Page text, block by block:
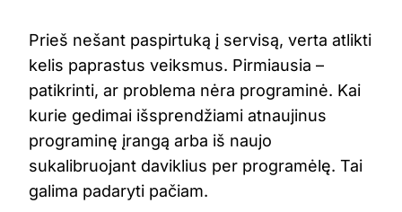
Prieš nešant paspirtuką į servisą, verta atlikti
kelis paprastus veiksmus. Pirmiausia –
patikrinti, ar problema nėra programinė. Kai
kurie gedimai išsprendžiami atnaujinus
programinę įrangą arba iš naujo
sukalibruojant daviklius per programėlę. Tai
galima padaryti pačiam.